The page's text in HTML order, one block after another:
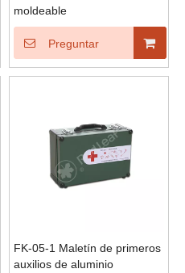
moldeable
Preguntar
FK-05-1 Maletín de primeros
auxilios de aluminio